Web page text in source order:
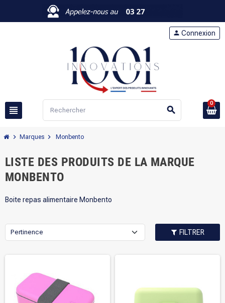
view_headline search
person Connexion
0
chevron_right Marques chevron_right Monbento
LISTE DES PRODUITS DE LA MARQUE
MONBENTO
Boite repas alimentaire Monbento
Pertinence FILTRER